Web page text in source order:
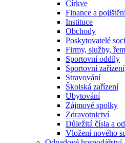
Církve
Finance a
Instituce
Obchody
Poskytovatelé
Firmy, služby,
Sportovní oddíly
Sportovní zařízení
Stravování
Školská zařízení
Ubytování
Zájmové spolky
Zdravotnictví
Důležitá čísla a
Vložení nového